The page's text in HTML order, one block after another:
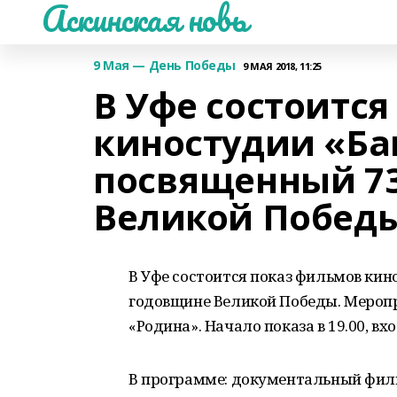
Аскинская новь
9 Мая — День Победы 9 МАЯ 2018, 11:25
В Уфе
киностудии
посвященный
Великой
В Уфе состоится показ фильмов
годовщине Великой Победы.
«Родина». Начало показа в 19.00,
В программе: документальный